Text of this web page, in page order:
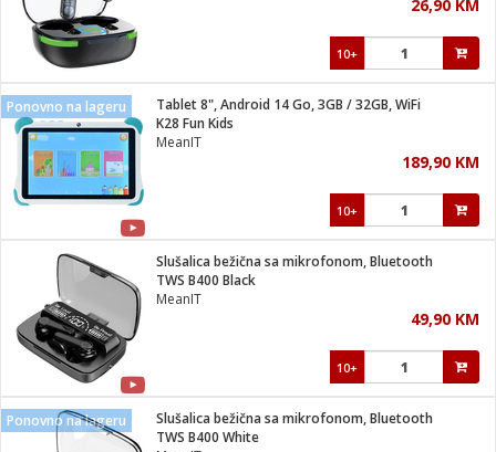
26,90 KM
10+
Ponovno na lageru
Tablet 8", Android 14 Go, 3GB / 32GB, WiFi
K28 Fun Kids
MeanIT
189,90 KM
10+
Slušalica bežična sa mikrofonom, Bluetooth
TWS B400 Black
MeanIT
49,90 KM
10+
Ponovno na lageru
Slušalica bežična sa mikrofonom, Bluetooth
TWS B400 White